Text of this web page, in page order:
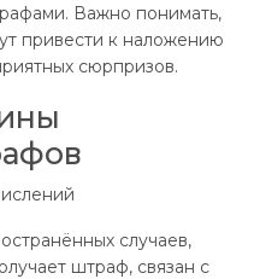
Важно понимать,
привести к наложению
сюрпризов.
случаев,
штраф, связан с